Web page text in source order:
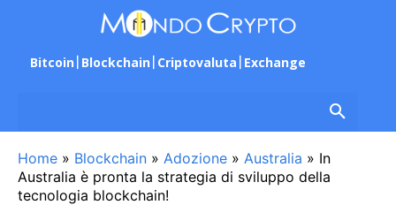
Bitcoin Blockchain Criptovaluta Exchange
Home » Blockchain » Adozione » Australia » In
Australia è pronta la strategia di sviluppo della
tecnologia blockchain!